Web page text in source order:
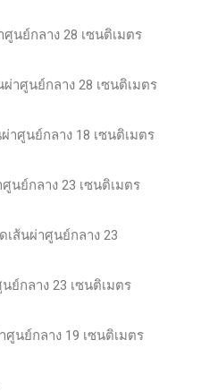
นย์กลาง 28 เซนติเมตร
าศูนย์กลาง 28 เซนติเมตร
าศูนย์กลาง 18 เซนติเมตร
นย์กลาง 23 เซนติเมตร
ส้นผ่าศูนย์กลาง 23
ย์กลาง 23 เซนติเมตร
นย์กลาง 19 เซนติเมตร